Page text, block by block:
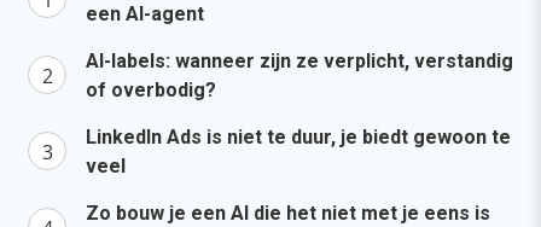
een AI-agent
AI-labels: wanneer zijn ze verplicht, verstandig
of overbodig?
LinkedIn Ads is niet te duur, je biedt gewoon te
veel
Zo bouw je een AI die het niet met je eens is